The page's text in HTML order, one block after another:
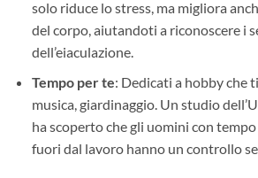
solo riduce lo stress, ma migliora
del corpo, aiutandoti a riconoscere i
dell’eiaculazione.
Tempo per te: Dedicati a hobby che
musica, giardinaggio. Un studio
ha scoperto che gli uomini con
fuori dal lavoro hanno un controllo